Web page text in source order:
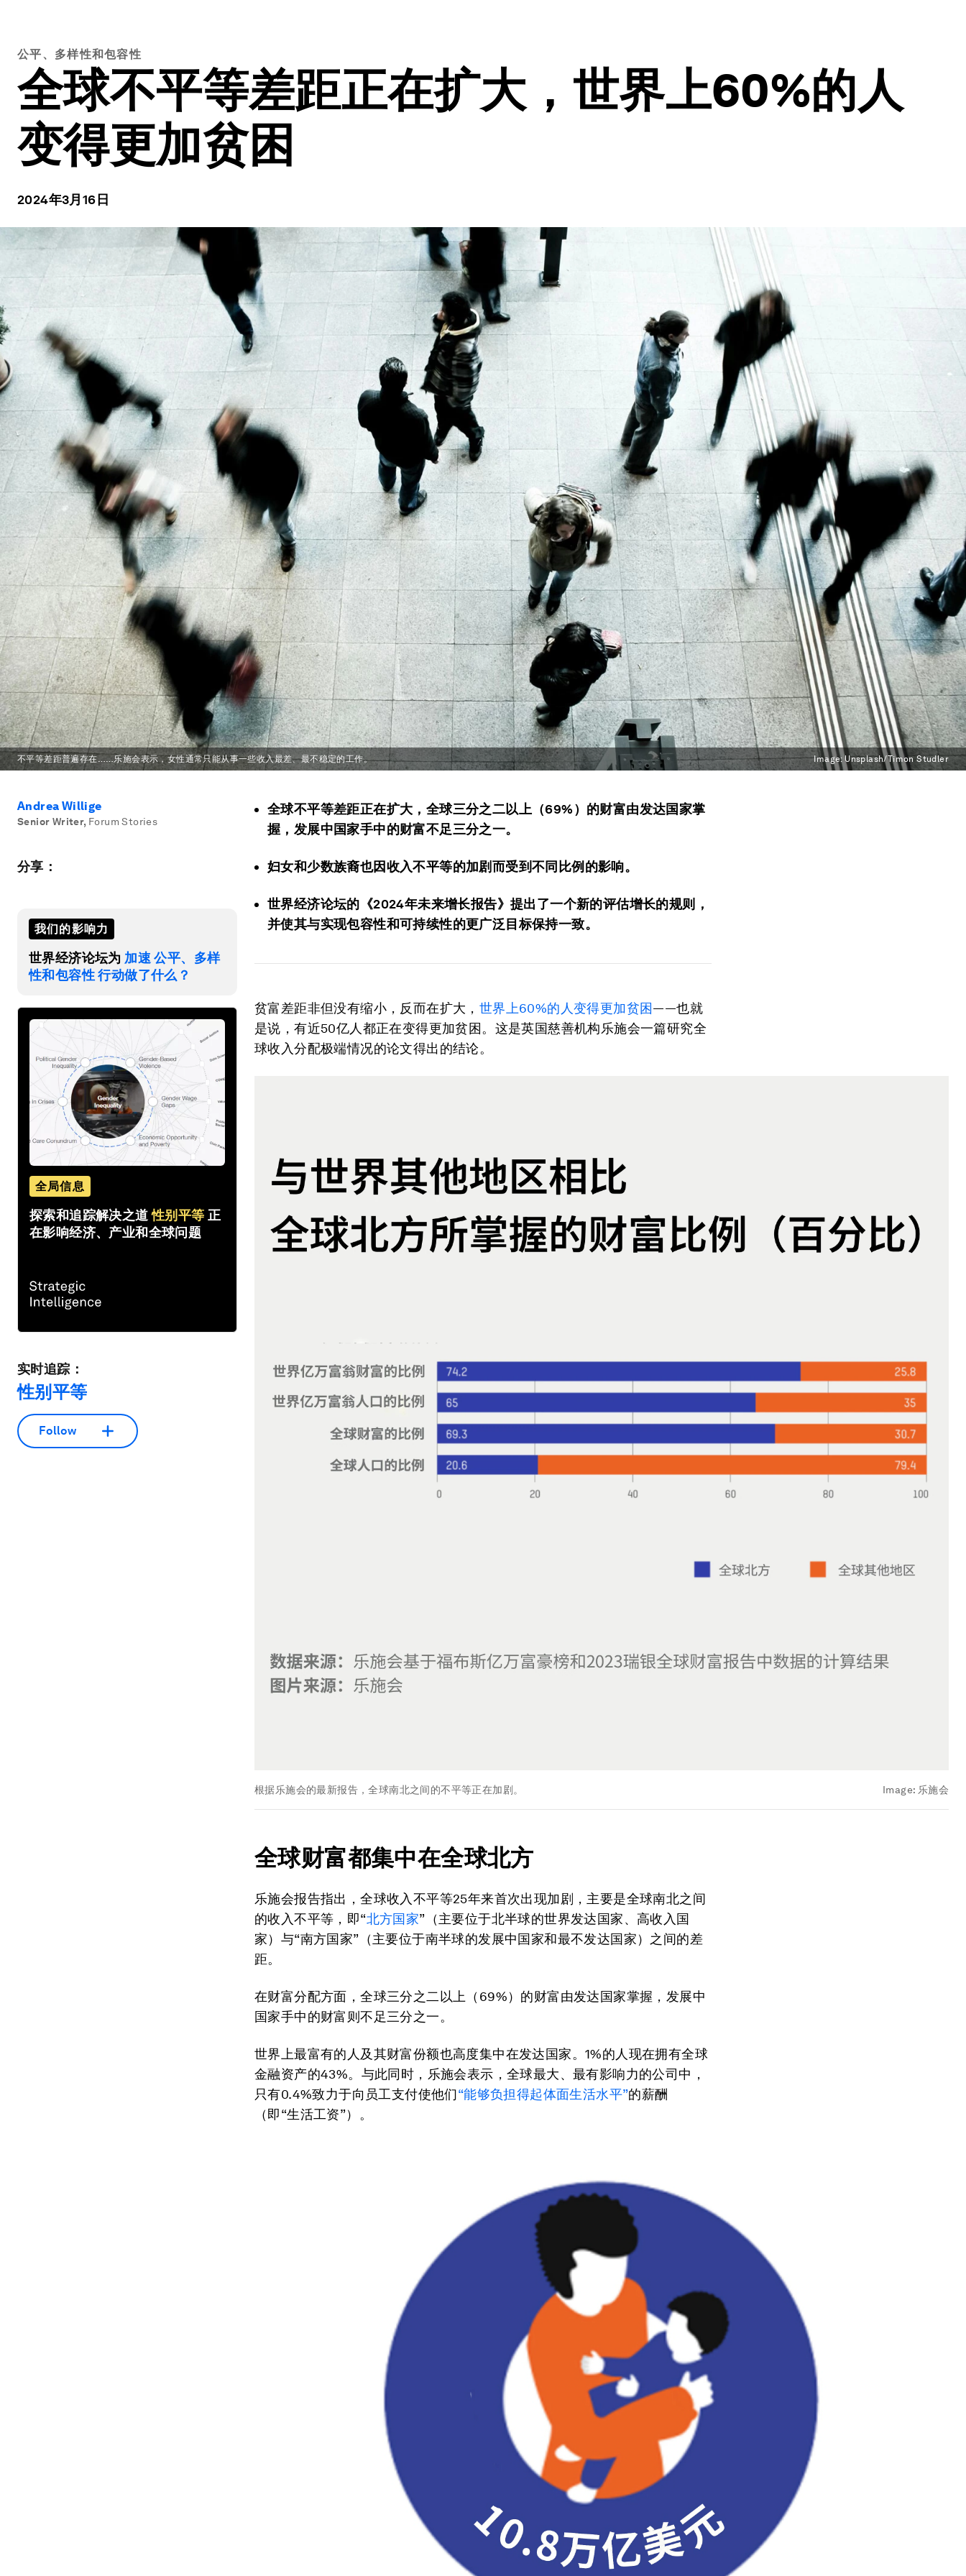
公平、多样性和包容性
全球不平等差距正在扩大，世界上60%的人
变得更加贫困
2024年3月16日
不平等差距普遍存在……乐施会表示，女性通常只能从事一些收入最差、最不稳定的工作。 Image:Unsplash/Timon Studler
Andrea Willige
Senior Writer, Forum Stories
分享：
我们的影响力
世界经济论坛为 加速 公平、多样
性和包容性 行动做了什么？
全局信息
探索和追踪解决之道 性别平等 正
在影响经济、产业和全球问题
实时追踪：
性别平等
Follow
全球不平等差距正在扩大，全球三分之二以上（69%）的财富由发达国家掌
握，发展中国家手中的财富不足三分之一。
妇女和少数族裔也因收入不平等的加剧而受到不同比例的影响。
世界经济论坛的《2024年未来增长报告》提出了一个新的评估增长的规则，
并使其与实现包容性和可持续性的更广泛目标保持一致。
贫富差距非但没有缩小，反而在扩大， 世界上60%的人变得更加贫困——也就
是说，有近50亿人都正在变得更加贫困。这是英国慈善机构乐施会一篇研究全
球收入分配极端情况的论文得出的结论。
根据乐施会的最新报告，全球南北之间的不平等正在加剧。 Image: 乐施会
全球财富都集中在全球北方
乐施会报告指出，全球收入不平等25年来首次出现加剧，主要是全球南北之间
的收入不平等，即“北方国家”（主要位于北半球的世界发达国家、高收入国
家）与“南方国家”（主要位于南半球的发展中国家和最不发达国家）之间的差
距。
在财富分配方面，全球三分之二以上（69%）的财富由发达国家掌握，发展中
国家手中的财富则不足三分之一。
世界上最富有的人及其财富份额也高度集中在发达国家。1%的人现在拥有全球
金融资产的43%。与此同时，乐施会表示，全球最大、最有影响力的公司中，
只有0.4%致力于向员工支付使他们“能够负担得起体面生活水平”的薪酬
（即“生活工资”）。